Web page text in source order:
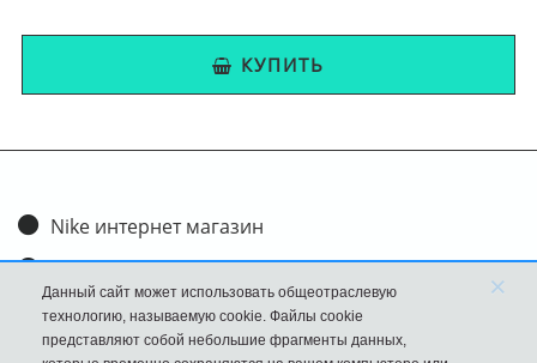
КУПИТЬ
Nike интернет магазин
Доставка и оплата
Обмен и возврат
Размеры
Данный сайт может использовать общеотраслевую
технологию, называемую cookie. Файлы cookie
представляют собой небольшие фрагменты данных,
×